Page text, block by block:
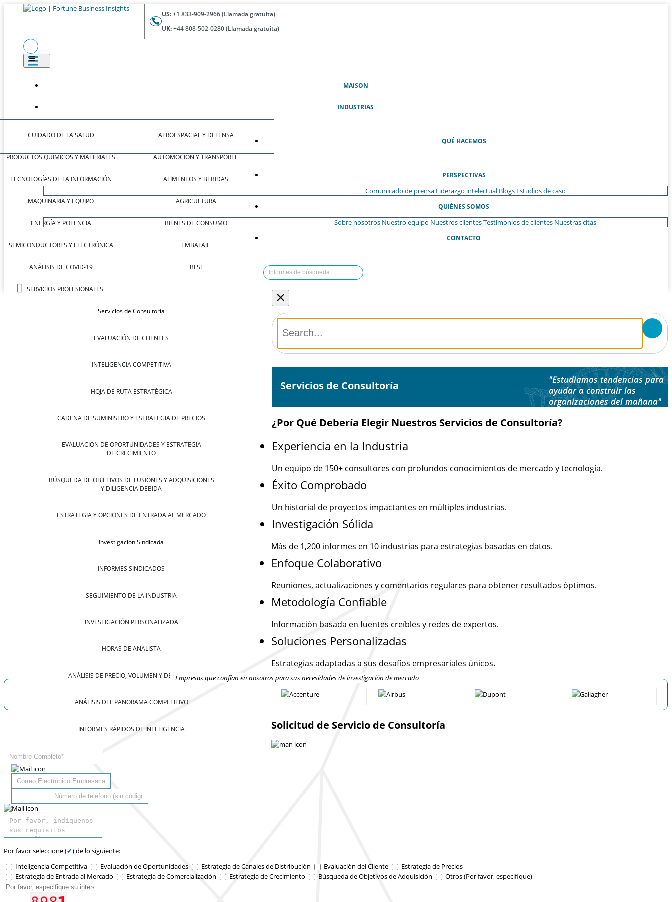
US:+1 833-909-2966 (Llamada gratuita)
UK:+44 808-502-0280 (Llamada gratuita)
MAISON(ACTUAL)
INDUSTRIAS
CUIDADO DE LA SALUD
PRODUCTOS QUÍMICOS Y MATERIALES
TECNOLOGÍAS DE LA INFORMACIÓN
MAQUINARIA Y EQUIPO
ENERGÍA Y POTENCIA
SEMICONDUCTORES Y ELECTRÓNICA
ANÁLISIS DE COVID-19
SERVICIOS PROFESIONALES
AEROESPACIAL Y DEFENSA
AUTOMOCIÓN Y TRANSPORTE
ALIMENTOS Y BEBIDAS
AGRICULTURA
BIENES DE CONSUMO
EMBALAJE
BFSI
QUÉ HACEMOS
Servicios de Consultoría
EVALUACIÓN DE CLIENTES
INTELIGENCIA COMPETITIVA
HOJA DE RUTA ESTRATÉGICA
CADENA DE SUMINISTRO Y ESTRATEGIA DE PRECIOS
EVALUACIÓN DE OPORTUNIDADES Y ESTRATEGIA
DE CRECIMIENTO
BÚSQUEDA DE OBJETIVOS DE FUSIONES Y ADQUISICIONES
Y DILIGENCIA DEBIDA
ESTRATEGIA Y OPCIONES DE ENTRADA AL MERCADO
Investigación Sindicada
INFORMES SINDICADOS
SEGUIMIENTO DE LA INDUSTRIA
INVESTIGACIÓN PERSONALIZADA
HORAS DE ANALISTA
ANÁLISIS DE PRECIO, VOLUMEN Y DEMANDA
ANÁLISIS DEL PANORAMA COMPETITIVO
INFORMES RÁPIDOS DE INTELIGENCIA
PERSPECTIVAS
Comunicado de prensa Liderazgo intelectual Blogs Estudios de caso
QUIÉNES SOMOS
Sobre nosotros Nuestro equipo Nuestros clientesTestimonios de clientes Nuestras citas
CONTACTO
×
Servicios de Consultoría
"Estudiamos tendencias para
ayudar a construir las
organizaciones del mañana"
¿Por Qué Debería Elegir Nuestros Servicios de Consultoría?
Experiencia en la Industria
Un equipo de 150+ consultores con profundos conocimientos de mercado y tecnología.
Éxito Comprobado
Un historial de proyectos impactantes en múltiples industrias.
Investigación Sólida
Más de 1,200 informes en 10 industrias para estrategias basadas en datos.
Enfoque Colaborativo
Reuniones, actualizaciones y comentarios regulares para obtener resultados óptimos.
Metodología Confiable
Información basada en fuentes creíbles y redes de expertos.
Soluciones Personalizadas
Estrategias adaptadas a sus desafíos empresariales únicos.
Empresas que confían en nosotros para sus necesidades de investigación de mercado
Solicitud de Servicio de Consultoría
Por favor seleccione (✔) de lo siguiente:
Inteligencia Competitiva
Evaluación de Oportunidades Estrategia de Canales de Distribución Evaluación del Cliente
Estrategia de Precios
Estrategia de Entrada al Mercado
Estrategia de Comercialización Estrategia de Crecimiento Búsqueda de Objetivos de Adquisición Otros (Por favor, especifique)